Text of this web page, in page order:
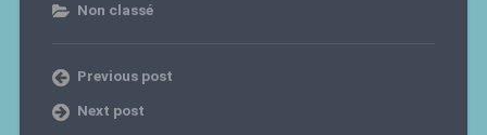
Non classé
Previous post
Next post